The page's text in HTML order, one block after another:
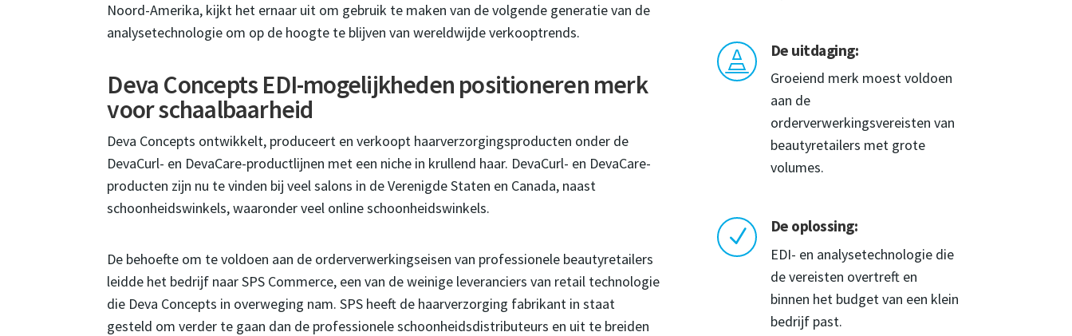
Noord-Amerika, kijkt het ernaar uit om gebruik te maken van de volgende generatie van de
analysetechnologie om op de hoogte te blijven van wereldwijde verkooptrends.
Deva Concepts EDI-mogelijkheden positioneren merk
voor schaalbaarheid
Deva Concepts ontwikkelt, produceert en verkoopt haarverzorgingsproducten onder de
DevaCurl- en DevaCare-productlijnen met een niche in krullend haar. DevaCurl- en DevaCare-
producten zijn nu te vinden bij veel salons in de Verenigde Staten en Canada, naast
schoonheidswinkels, waaronder veel online schoonheidswinkels.
De behoefte om te voldoen aan de orderverwerkingseisen van professionele beautyretailers
leidde het bedrijf naar SPS Commerce, een van de weinige leveranciers van retail technologie
die Deva Concepts in overweging nam. SPS heeft de haarverzorging fabrikant in staat
gesteld om verder te gaan dan de professionele schoonheidsdistributeurs en uit te breiden
 De uitdaging:
Groeiend merk moest voldoen
aan de
orderverwerkingsvereisten van
beautyretailers met grote
volumes.
N De oplossing:
EDI- en analysetechnologie die
de vereisten overtreft en
binnen het budget van een klein
bedrijf past.